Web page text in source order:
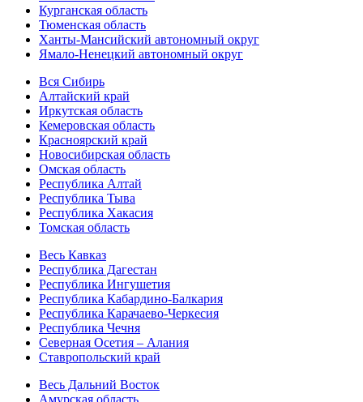
Курганская область
Тюменская область
Ханты-Мансийский автономный округ
Ямало-Ненецкий автономный округ
Вся Сибирь
Алтайский край
Иркутская область
Кемеровская область
Красноярский край
Новосибирская область
Омская область
Республика Алтай
Республика Тыва
Республика Хакасия
Томская область
Весь Кавказ
Республика Дагестан
Республика Ингушетия
Республика Кабардино-Балкария
Республика Карачаево-Черкесия
Республика Чечня
Северная Осетия – Алания
Ставропольский край
Весь Дальний Восток
Амурская область